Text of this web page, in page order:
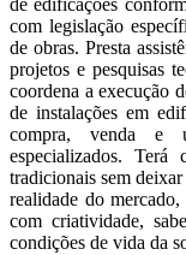
de edificações
com legislação
de obras. Presta
projetos e pesquisas
coordena a execução
de instalações em
compra, venda e
especializados. Terá
tradicionais sem
realidade do
com criatividade,
condições de vida da